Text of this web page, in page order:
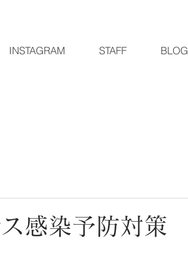
INSTAGRAM STAFF BLOG
感染予防対策